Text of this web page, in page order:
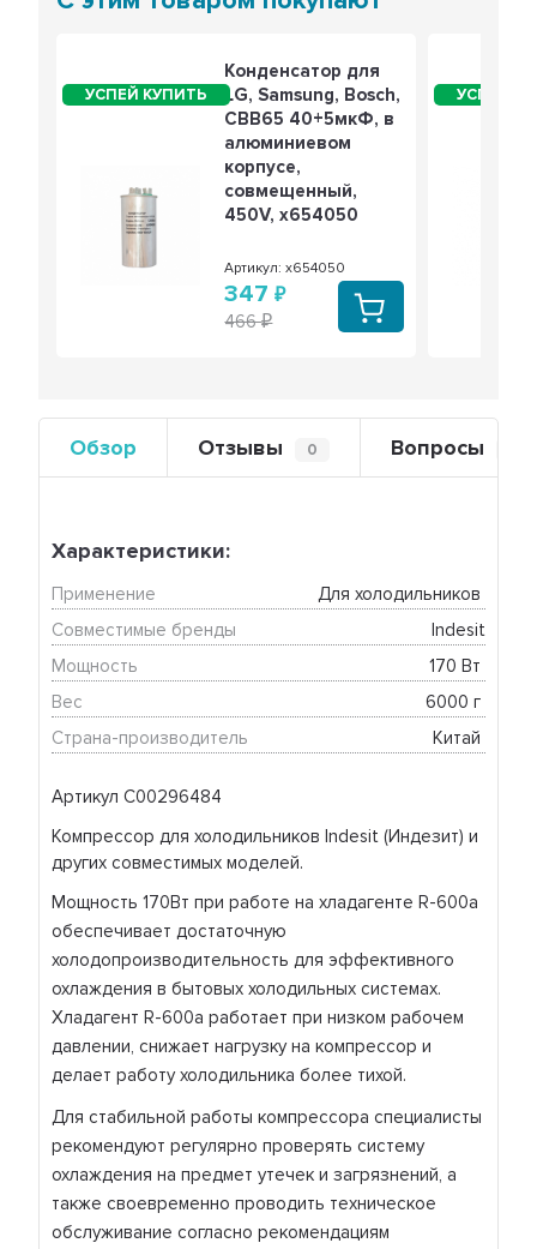
Конденсатор для
LG, Samsung, Bosch,
СВВ65 40+5мкФ, в
алюминиевом
корпусе,
совмещенный,
450V, x654050
Артикул: x654050
347
466
Обзор Отзывы 0 Вопросы
Артикул C00296484
Компрессор для холодильников Indesit (Индезит) и
других совместимых моделей.
Мощность 170Вт при работе на хладагенте R-600a
обеспечивает достаточную
холодопроизводительность для эффективного
охлаждения в бытовых холодильных системах.
Хладагент R-600a работает при низком рабочем
давлении, снижает нагрузку на компрессор и
делает работу холодильника более тихой.
Для стабильной работы компрессора специалисты
рекомендуют регулярно проверять систему
охлаждения на предмет утечек и загрязнений, а
также своевременно проводить техническое
обслуживание согласно рекомендациям
Характеристики:
Применение
Для холодильников
Совместимые бренды
Indesit
Мощность
170 Вт
Вес
6000 г
Страна-производитель
Китай